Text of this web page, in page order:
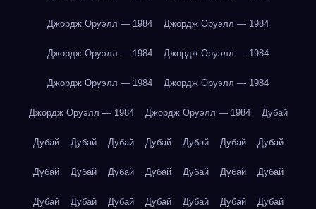
Джордж Оруэлл — 1984 Джордж Оруэлл — 1984
Джордж Оруэлл — 1984 Джордж Оруэлл — 1984
Джордж Оруэлл — 1984 Джордж Оруэлл — 1984
Джордж Оруэлл — 1984 Джордж Оруэлл — 1984 Дубай
Дубай Дубай Дубай Дубай Дубай Дубай Дубай
Дубай Дубай Дубай Дубай Дубай Дубай Дубай
Дубай Дубай Дубай Дубай Дубай Дубай Дубай